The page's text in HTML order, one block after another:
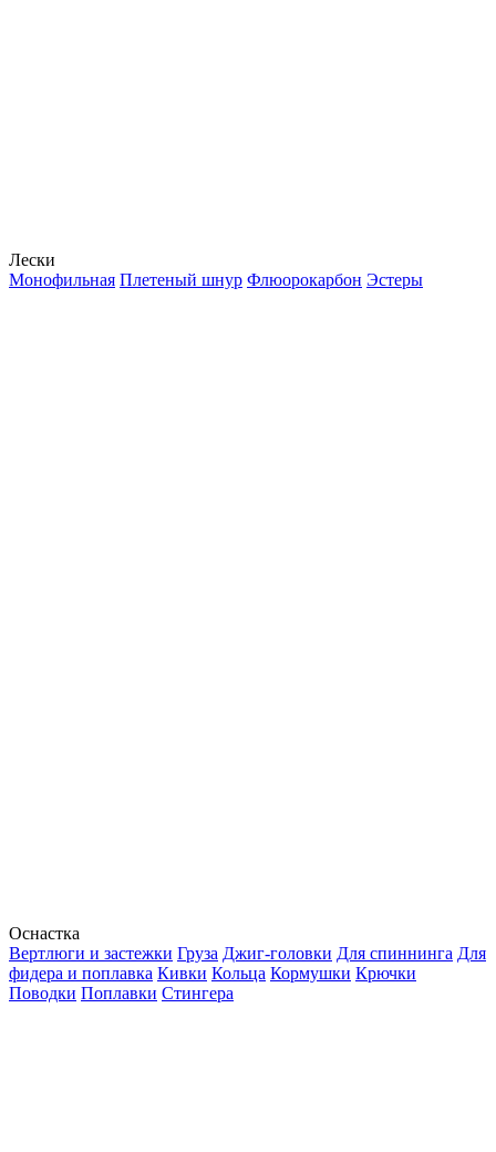
Лески
Монофильная Плетеный шнур Флюорокарбон Эстеры
Оснастка
Вертлюги и застежки Груза Джиг-головки Для спиннинга Для
фидера и поплавка Кивки Кольца Кормушки Крючки
Поводки Поплавки Стингера